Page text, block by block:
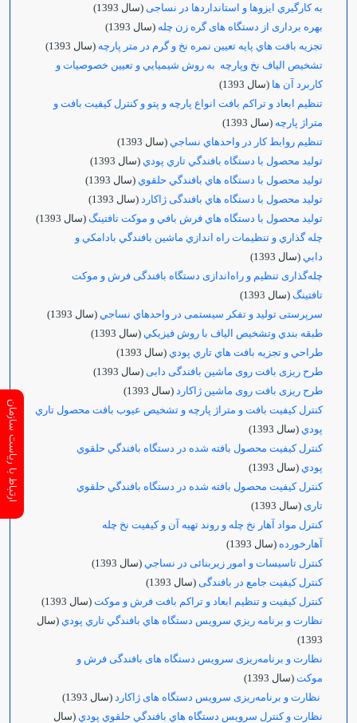
به كارگيري ایزوها و استانداردها در نساجی (سال 1393)
بهره برداری از دستگاه های گره زن چله (سال 1393)
تجزيه بافت هاي پايه تعيين نمره نخ و گرم در متر پارچه (سال 1393)
تشخيص الياف نخ وپارچه به روش شيميايي و تعيين خصوصيات و
كاربرد آن ها (سال 1393)
تنظیم ابعاد و تراکم بافت انواع پارچه و پتو و کنترل کیفیت بافت و
متراژ پارچه (سال 1393)
تنظيم روابط كار در واحدهاي نساجي (سال 1393)
توليد محصول با دستگاه بافندگي تاري پودي (سال 1393)
توليد محصول با دستگاه هاي بافندگي حلقوي (سال 1393)
توليد محصول با دستگاه هاي بافندگی ژاکارد (سال 1393)
توليد محصول با دستگاه هاي فرش بافي و موكت تافتينگ (سال 1393)
چله گذاري و تنظيمات راه اندازي ماشين بافندگي بادامكي و
دابي (سال 1393)
چله‌گذاری تنظیم و راه‌اندازی دستگاه بافندگی فرش و موکت
تافتینگ (سال 1393)
سرپرستی تولید و تفکر سیستمی در واحدهاي نساجي (سال 1393)
طبقه بندي وتشخيص الياف با روش فيزيكي (سال 1393)
طراحي و تجزيه بافت هاي تاري پودي (سال 1393)
طرح ریزی بافت روی ماشین بافندگی دابی (سال 1393)
طرح ریزی بافت روی ماشین ژاکارد (سال 1393)
كنترل كيفيت بافت و متراژ پارچه و تشخيص عيوب بافت محصول تاري
پودي (سال 1393)
كنترل كيفيت محصول بافته شده در دستگاه بافندگي حلقوي
پودي (سال 1393)
كنترل كيفيت محصول بافته شده در دستگاه بافندگي حلقوي
تاری (سال 1393)
كنترل مواد آهار نخ چله و روند تهيه آن و كيفيت نخ چله
آهارخورده (سال 1393)
کنترل تاسیسات و امور زیربنائی در نساجي (سال 1393)
کنترل کیفیت جامع در بافندگی (سال 1393)
کنترل کیفیت و تنظیم ابعاد و تراکم بافت فرش و موکت (سال 1393)
نظارت و برنامه ريزي سرويس دستگاه هاي بافندگي تاري پودي (سال
1393)
نظارت و برنامه‌ریزی سرویس دستگاه های بافندگی فرش و
موکت (سال 1393)
نظارت و برنامه‌ریزی سرویس دستگاه های ژاکارد (سال 1393)
نظارت و كنترل سرويس دستگاه هاي بافندگي حلقوي پودي (سال
ارتباط با ریاست سازمان